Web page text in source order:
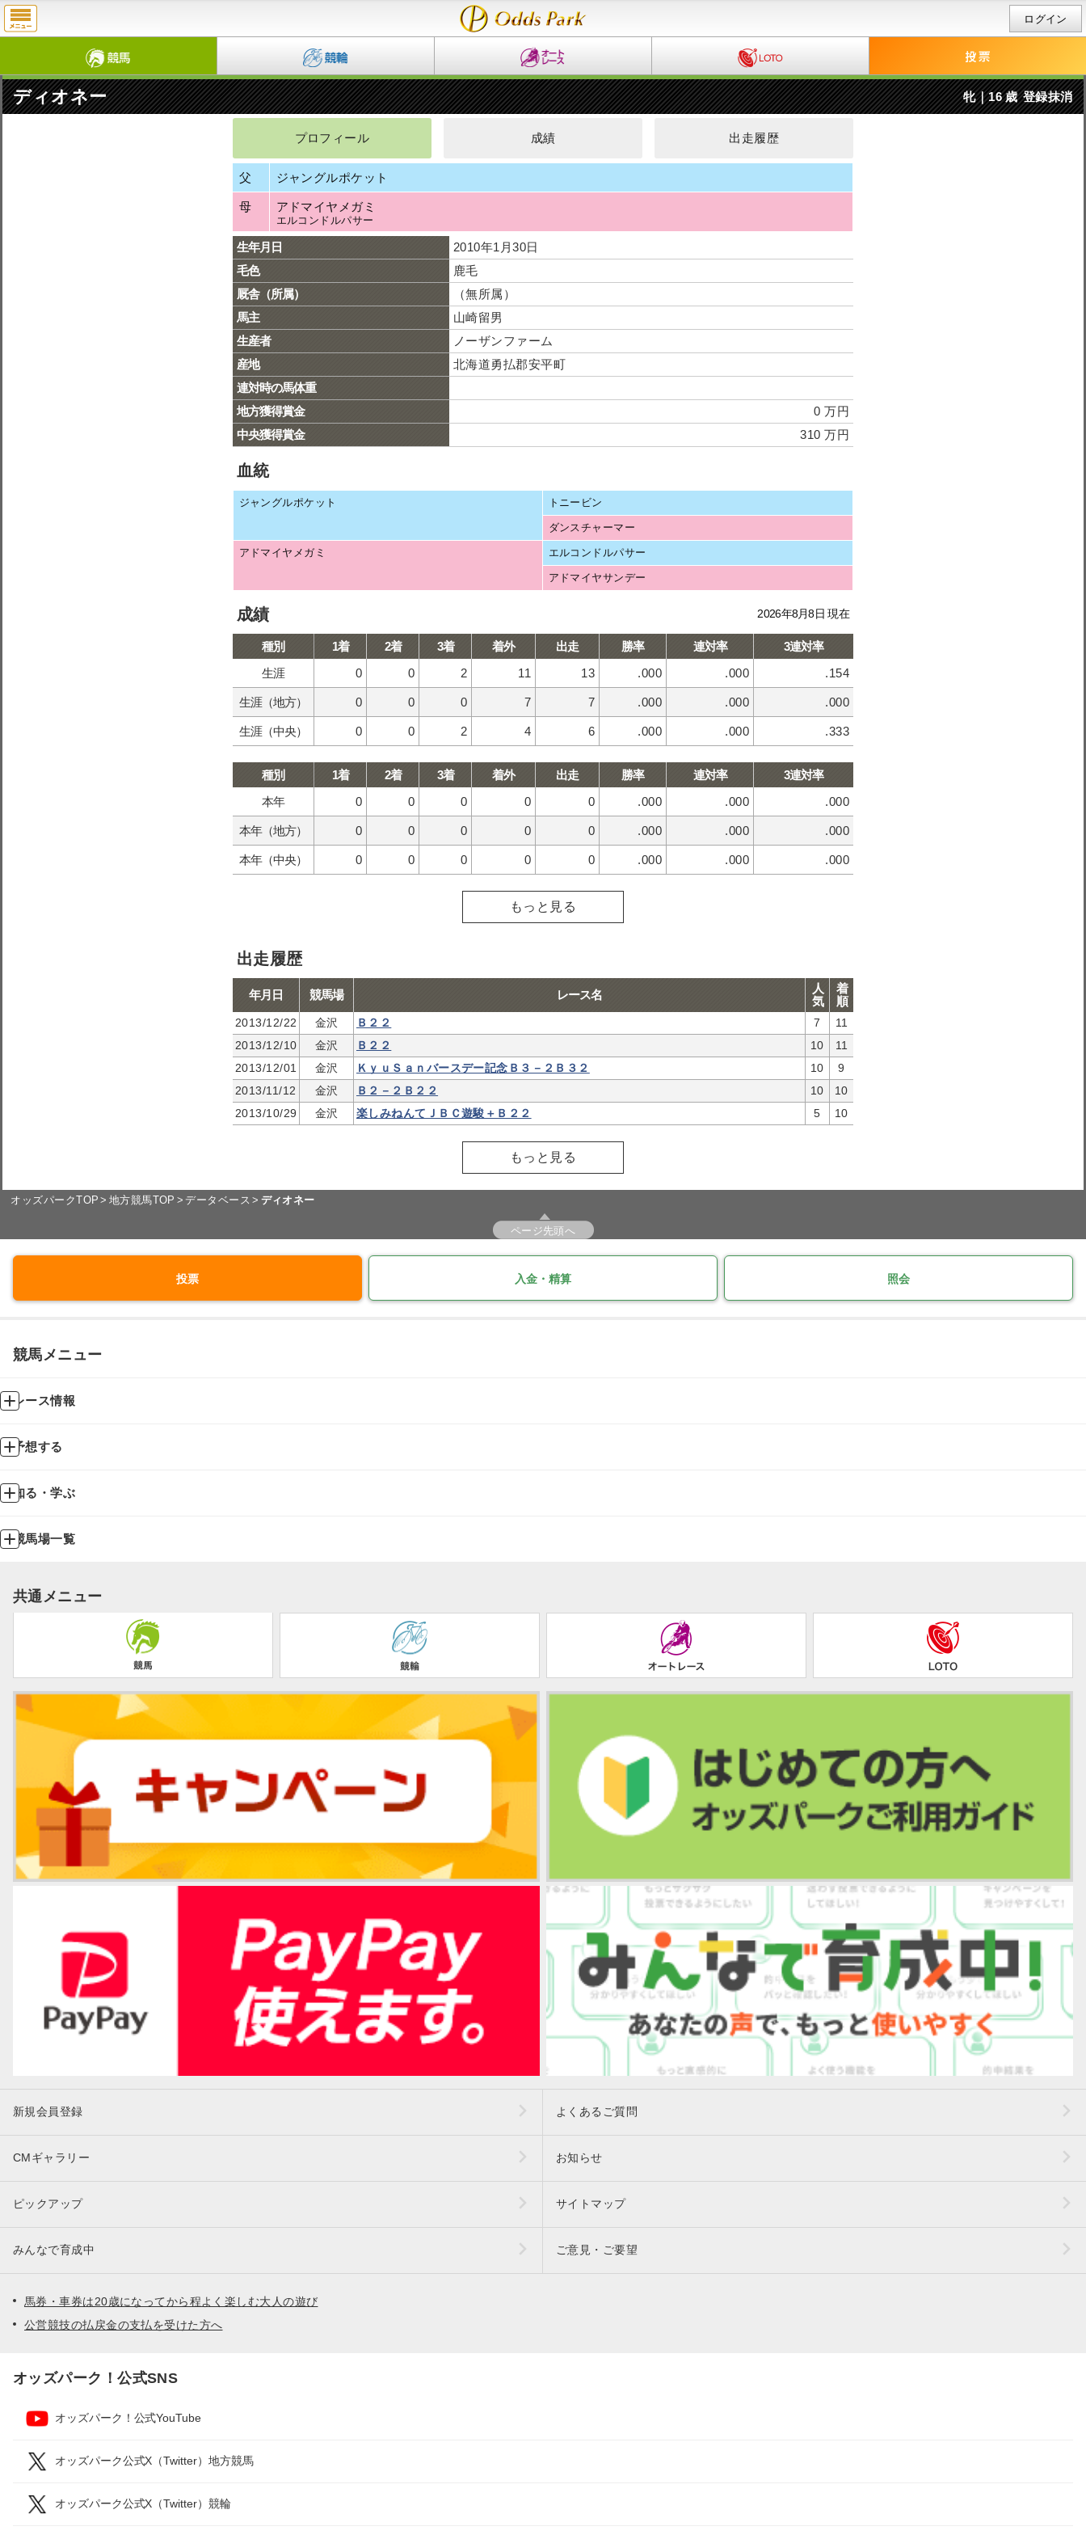
ログイン
ディオネー 牝｜16 歳 登録抹消
プロフィール 成績 出走履歴
父 ジャングルポケット
母 アドマイヤメガミ
エルコンドルパサー
生年月日
2010年1月30日
毛色
鹿毛
厩舎（所属）
（無所属）
馬主
山崎留男
生産者
ノーザンファーム
産地
北海道勇払郡安平町
連対時の馬体重
地方獲得賞金
0 万円
中央獲得賞金
310 万円
血統
ジャングルポケット トニービン
ダンスチャーマー
アドマイヤメガミ エルコンドルパサー
アドマイヤサンデー
成績 2026年8月8日 現在
種別 1着 2着 3着 着外 出走 勝率 連対率
3連対率
生涯
0 0 2 11 13 .000 .000 .154
生涯（地方） 0 0 0 7 7 .000 .000 .000
生涯（中央） 0 0 2 4 6 .000 .000 .333
種別 1着 2着 3着 着外 出走 勝率 連対率
3連対率
本年
0 0 0 0 0 .000 .000 .000
本年（地方） 0 0 0 0 0 .000 .000 .000
本年（中央） 0 0 0 0 0 .000 .000 .000
もっと見る
出走履歴
年月日 競馬場 レース名
人
気
着
順
2013/12/22 金沢 Ｂ２２ 7
11
2013/12/10
金沢 Ｂ２２ 10
11
2013/12/01
金沢 ＫｙｕＳａｎバースデー記念Ｂ３－２Ｂ３２ 10
9
2013/11/12
金沢 Ｂ２－２Ｂ２２ 10
10
2013/10/29
金沢 楽しみねんてＪＢＣ遊駿＋Ｂ２２ 5 10
もっと見る
オッズパークTOP 地方競馬TOP データベース ディオネー
ページ先頭へ
投票 入金・精算 照会
競馬メニュー
レース情報
予想する
知る・学ぶ
競馬場一覧
共通メニュー
新規会員登録 よくあるご質問
CMギャラリー お知らせ
ピックアップ サイトマップ
みんなで育成中 ご意見・ご要望
馬券・車券は20歳になってから程よく楽しむ大人の遊び
公営競技の払戻金の支払を受けた方へ
オッズパーク！公式SNS
オッズパーク！公式YouTube
オッズパーク公式X（Twitter）地方競馬
オッズパーク公式X（Twitter）競輪